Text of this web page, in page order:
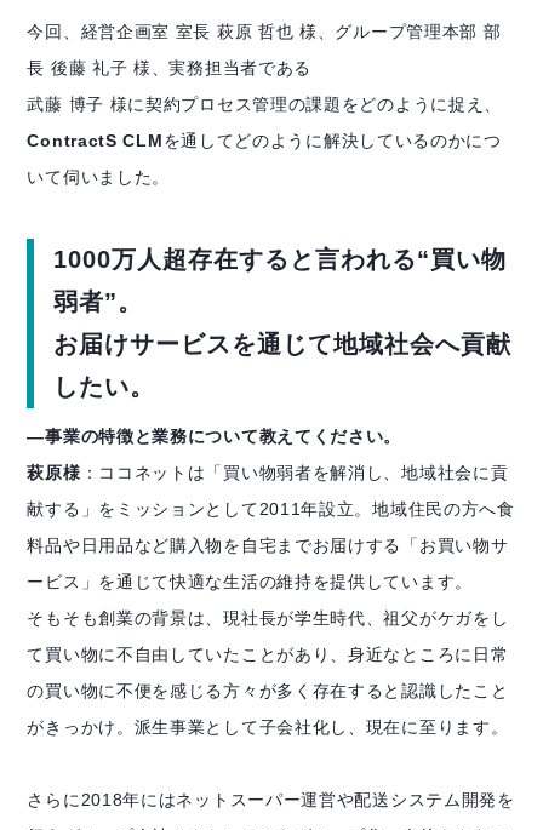
今回、経営企画室 室長 萩原 哲也 様、グループ管理本部 部
長 後藤 礼子 様、実務担当者である
武藤 博子 様に契約プロセス管理の課題をどのように捉え、
ContractS CLMを通してどのように解決しているのかにつ
いて伺いました。
1000万人超存在すると言われる“買い物
弱者”。
お届けサービスを通じて地域社会へ貢献
したい。
―事業の特徴と業務について教えてください。
萩原様 ：ココネットは「買い物弱者を解消し、地域社会に貢
献する」をミッションとして2011年設立。地域住民の方へ食
料品や日用品など購入物を自宅までお届けする「お買い物サ
ービス」を通じて快適な生活の維持を提供しています。
そもそも創業の背景は、現社長が学生時代、祖父がケガをし
て買い物に不自由していたことがあり、身近なところに日常
の買い物に不便を感じる方々が多く存在すると認識したこと
がきっかけ。派生事業として子会社化し、現在に至ります。
さらに2018年にはネットスーパー運営や配送システム開発を